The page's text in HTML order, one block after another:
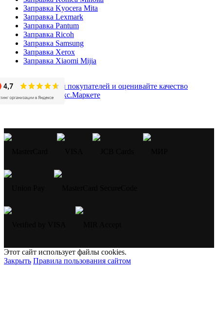
Заправка Kyocera Mita
Заправка Lexmark
Заправка Pantum
Заправка Ricoh
Заправка Samsung
Заправка Xerox
Заправка Xiaomi Mijia
Этот сайт использует файлы cookies.
Закрыть Правила пользования сайтом